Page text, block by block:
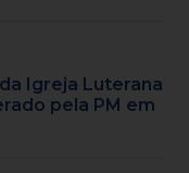
Igreja Luterana
pela PM em